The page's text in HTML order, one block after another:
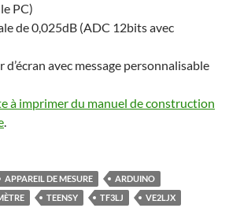
PC)
de 0,025dB (ADC 12bits avec
avec message personnalisable
à imprimer du manuel de construction
.
APPAREIL DE MESURE
ARDUINO
TEENSY TF3LJ
VE2LJX